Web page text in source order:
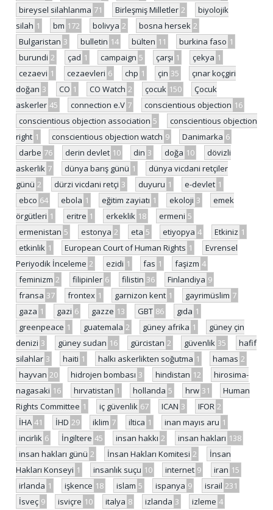
bireysel silahlanma 71 Birleşmiş Milletler 2
biyolojik
silah 1 bm 172 bolivya 2 bosna hersek 2
Bulgaristan 3 bulletin 14 bülten 11 burkina faso 1
burundi 2 çad 1 campaign 5 çarşı 1 çekya 1
cezaevi 1 cezaevleri 6 chp 1 çin 35
çınar koçgiri
doğan 3 CO 1 CO Watch 2 çocuk 150
Çocuk
askerler 45 connection e.V 7 conscientious objection 16
conscientious objection association 5
conscientious objection
right 1 conscientious objection watch 9 Danimarka 6
darbe 76 derin devlet 10 din 3 doğa 10
dövizli
askerlik 7 dünya barış günü 1
dünya vicdani retçiler
günü 2 dürzi vicdani retçi 3 duyuru 1 e-devlet 1
ebco 64 ebola 1 eğitim zayiatı 1 ekoloji 3
emek
örgütleri 1 eritre 1 erkeklik 18 ermeni 5
ermenistan 5 estonya 2 eta 5 etiyopya 4 Etkiniz 1
etkinlik 1 European Court of Human Rights 1
Evrensel
Periyodik İnceleme 2 ezidi 1 fas 1 faşizm 4
feminizm 2 filipinler 6 filistin 36 Finlandiya 9
fransa 37 frontex 1 garnizon kent 1 gayrimüslim 7
gaza 1 gazi 6 gazze 13 GBT 86 gıda 1
greenpeace 1 guatemala 2 güney afrika 1
güney çin
denizi 3 güney sudan 16 gürcistan 2 güvenlik 35
hafif
silahlar 3 haiti 1 halkı askerlikten soğutma 1 hamas 2
hayvan 20 hidrojen bombası 3 hindistan 12
hirosima-
nagasaki 16 hırvatistan 1 hollanda 5 hrw 31
Human
Rights Committee 1 iç güvenlik 67 ICAN 3 IFOR 2
İHA 41 İHD 29 iklim 7 iltica 1 inan mayıs aru 1
incirlik 6 İngiltere 45 insan hakkı 2 insan hakları 138
insan hakları günü 2 İnsan Hakları Komitesi 2
İnsan
Hakları Konseyi 1 insanlık suçu 10 internet 9 iran 15
irlanda 1 işkence 18 islam 5 ispanya 9 israil 231
İsveç 9 isviçre 10 italya 8 izlanda 3 izleme 4